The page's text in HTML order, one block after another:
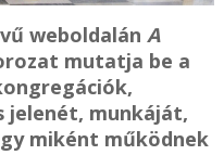
weboldalán A
mutatja be a
jelenét, munkáját,
miként működnek